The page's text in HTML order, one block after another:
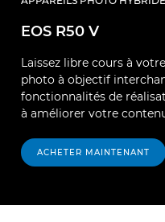
EOS R50 V
Laissez libre cours à
photo à objectif
fonctionnalités de
à améliorer votre
ACHETER MAINTENANT